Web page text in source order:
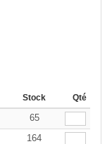
Stock Qté
65
164